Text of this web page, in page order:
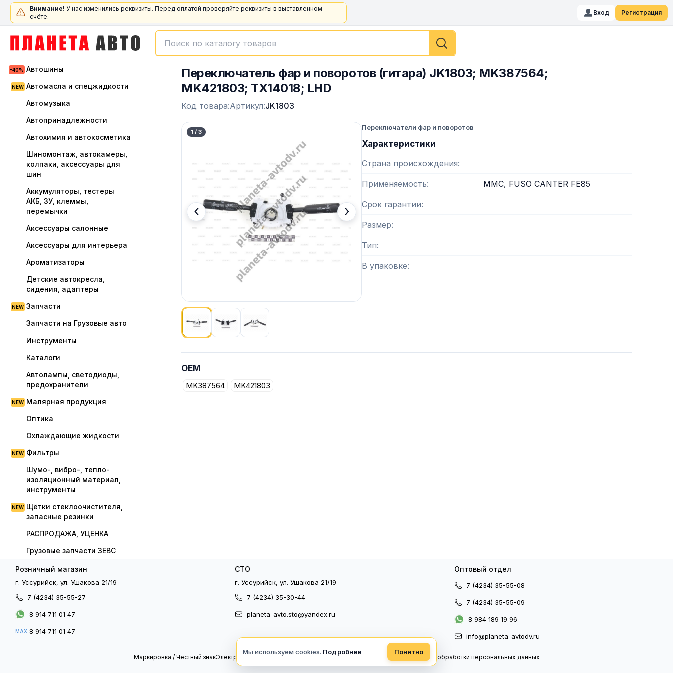
Внимание! У нас изменились реквизиты. Перед оплатой проверяйте реквизиты в выставленном
счёте.
Вход Регистрация
Автошины
Автомасла и спецжидкости
Автомузыка
Автопринадлежности
Автохимия и автокосметика
Шиномонтаж, автокамеры,
колпаки, аксессуары для
шин
Аккумуляторы, тестеры
АКБ, ЗУ, клеммы,
перемычки
Аксессуары салонные
Аксессуары для интерьера
Ароматизаторы
Детские автокресла,
сидения, адаптеры
Запчасти
Запчасти на Грузовые авто
Инструменты
Каталоги
Автолампы, светодиоды,
предохранители
Малярная продукция
Оптика
Охлаждающие жидкости
Фильтры
Шумо-, вибро-, тепло-
изоляционный материал,
инструменты
Щётки стеклоочистителя,
запасные резинки
РАСПРОДАЖА, УЦЕНКА
Грузовые запчасти ЗЕВС
Переключатель фар и поворотов (гитара) JK1803; MK387564;
MK421803; TX14018; LHD
Код товара:Артикул:JK1803
1 / 3
‹ ›
Переключатели фар и поворотов
Характеристики
Страна происхождения
Применяемость MMC, FUSO CANTER FE85
Срок гарантии
Размер
Тип
В упаковке
OEM
MK387564 MK421803
Розничный магазин
г. Уссурийск, ул. Ушакова 21/19
7 (4234) 35-55-27
8 914 711 01 47
MAX 8 914 711 01 47
СТО
г. Уссурийск, ул. Ушакова 21/19
7 (4234) 35-30-44
planeta-avto.sto@yandex.ru
Оптовый отдел
7 (4234) 35-55-08
7 (4234) 35-55-09
8 984 189 19 96
info@planeta-avtodv.ru
Маркировка / Честный знакЭлектронный документооборот Политика конфиденциальности Политика обработки персональных данных
Мы используем cookies. Подробнее Понятно